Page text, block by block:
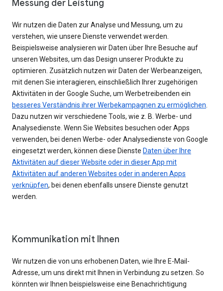
Messung der Leistung
Wir nutzen die Daten zur Analyse und Messung, um zu
verstehen, wie unsere Dienste verwendet werden.
Beispielsweise analysieren wir Daten über Ihre Besuche auf
unseren Websites, um das Design unserer Produkte zu
optimieren. Zusätzlich nutzen wir Daten der Werbeanzeigen,
mit denen Sie interagieren, einschließlich Ihrer zugehörigen
Aktivitäten in der Google Suche, um Werbetreibenden ein
besseres Verständnis ihrer Werbekampagnen zu ermöglichen
Dazu nutzen wir verschiedene Tools, wie z. B. Werbe- und
Analysedienste. Wenn Sie Websites besuchen oder Apps
verwenden, bei denen Werbe- oder Analysedienste von Google
eingesetzt werden, können diese Dienste Daten über Ihre
Aktivitäten auf dieser Website oder in dieser App mit
Aktivitäten auf anderen Websites oder in anderen Apps
verknüpfen, bei denen ebenfalls unsere Dienste genutzt
werden.
Kommunikation mit Ihnen
Wir nutzen die von uns erhobenen Daten, wie Ihre E-Mail-
Adresse, um uns direkt mit Ihnen in Verbindung zu setzen. So
könnten wir Ihnen beispielsweise eine Benachrichtigung